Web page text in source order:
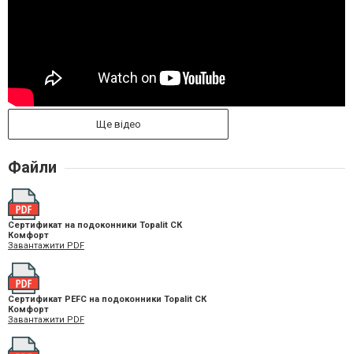
Ще відео
Файли
Сертификат на подоконники Topalit СК
Комфорт
Завантажити PDF
Сертификат PEFC на подоконники Topalit СК
Комфорт
Завантажити PDF